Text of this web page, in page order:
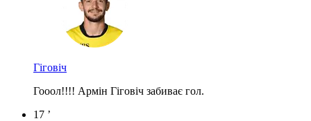
Гіговіч
Гооол!!!! Армін Гіговіч забиває гол.
17 ’